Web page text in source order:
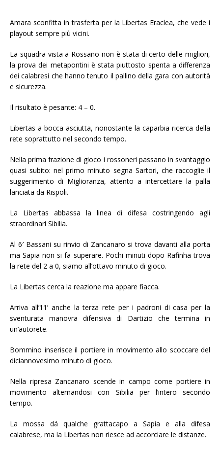
Amara sconfitta in trasferta per la Libertas Eraclea, che vede i
playout sempre più vicini.
La squadra vista a Rossano non è stata di certo delle migliori,
la prova dei metapontini è stata piuttosto spenta a differenza
dei calabresi che hanno tenuto il pallino della gara con autorità
e sicurezza.
Il risultato è pesante: 4 – 0.
Libertas a bocca asciutta, nonostante la caparbia ricerca della
rete soprattutto nel secondo tempo.
Nella prima frazione di gioco i rossoneri passano in svantaggio
quasi subito: nel primo minuto segna Sartori, che raccoglie il
suggerimento di Miglioranza, attento a intercettare la palla
lanciata da Rispoli.
La Libertas abbassa la linea di difesa costringendo agli
straordinari Sibilia.
Al 6′ Bassani su rinvio di Zancanaro si trova davanti alla porta
ma Sapia non si fa superare. Pochi minuti dopo Rafinha trova
la rete del 2 a 0, siamo all’ottavo minuto di gioco.
La Libertas cerca la reazione ma appare fiacca.
Arriva all’11’ anche la terza rete per i padroni di casa per la
sventurata manovra difensiva di Dartizio che termina in
un’autorete.
Bommino inserisce il portiere in movimento allo scoccare del
diciannovesimo minuto di gioco.
Nella ripresa Zancanaro scende in campo come portiere in
movimento alternandosi con Sibilia per l’intero secondo
tempo.
La mossa dá qualche grattacapo a Sapia e alla difesa
calabrese, ma la Libertas non riesce ad accorciare le distanze.